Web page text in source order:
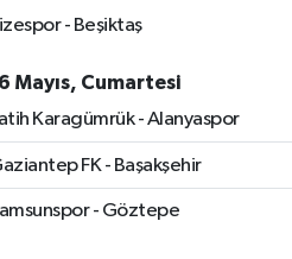
- Beşiktaş
Mayıs, Cumartesi
Karagümrük - Alanyaspor
FK - Başakşehir
- Göztepe